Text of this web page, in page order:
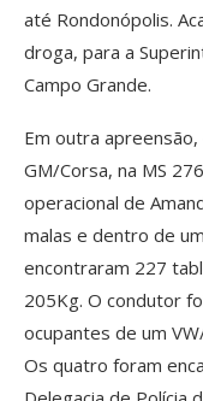
até Rondonópolis.
droga, para a
Campo Grande.
Em outra
GM/Corsa, na MS
operacional de
malas e dentro de
encontraram 227
205Kg. O condutor
ocupantes de um
Os quatro foram